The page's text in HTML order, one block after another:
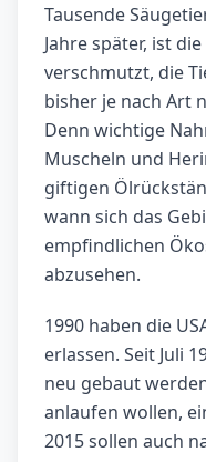
Tausende
Jahre später, ist
verschmutzt, die
bisher je nach Art
Denn wichtige
Muscheln und
giftigen
wann sich das
empfindlichen
abzusehen.
1990 haben die
erlassen. Seit Juli
neu gebaut
anlaufen wollen,
2015 sollen auch